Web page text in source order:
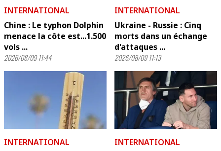
INTERNATIONAL
Chine : Le typhon Dolphin
menace la côte est...1.500
vols ...
2026/08/09 11:44
INTERNATIONAL
Ukraine - Russie : Cinq
morts dans un échange
d'attaques ...
2026/08/09 11:13
INTERNATIONAL
INTERNATIONAL